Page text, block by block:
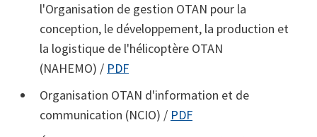
l'Organisation de gestion OTAN pour la
conception, le développement, la production et
la logistique de l'hélicoptère OTAN
(NAHEMO) / PDF
Organisation OTAN d'information et de
communication (NCIO) / PDF